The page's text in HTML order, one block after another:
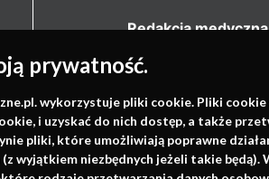
prywatność.
wykorzystuje pliki cookie. Pliki
i uzyskać do nich dostęp, a także
pliki, które umożliwiają poprawne
wyjątkiem niezbędnych jeżeli takie
Redakcja
Biuro Zarządu
ul. Rodawska 26
61-312 Poznań